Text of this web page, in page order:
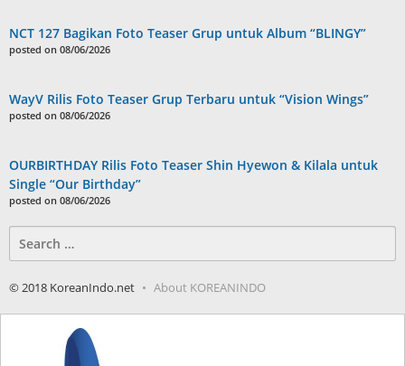
NCT 127 Bagikan Foto Teaser Grup untuk Album “BLINGY”
posted on 08/06/2026
WayV Rilis Foto Teaser Grup Terbaru untuk “Vision Wings”
posted on 08/06/2026
OURBIRTHDAY Rilis Foto Teaser Shin Hyewon & Kilala untuk
Single “Our Birthday”
posted on 08/06/2026
for:
© 2018 KoreanIndo.net About KOREANINDO